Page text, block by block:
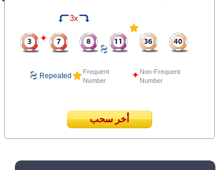
3x
Repeated
Frequent
Number
Non-Frequent
Number
أخر سحب